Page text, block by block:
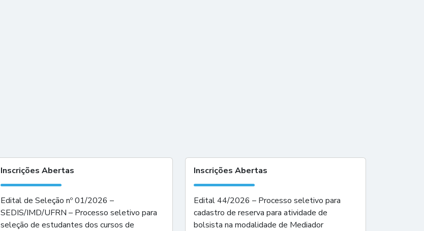
Inscrições Abertas
Edital de Seleção nº 01/2026 –
SEDIS/IMD/UFRN – Processo seletivo para
seleção de estudantes dos cursos de
Inscrições Abertas
Edital 44/2026 – Processo seletivo para
cadastro de reserva para atividade de
bolsista na modalidade de Mediador